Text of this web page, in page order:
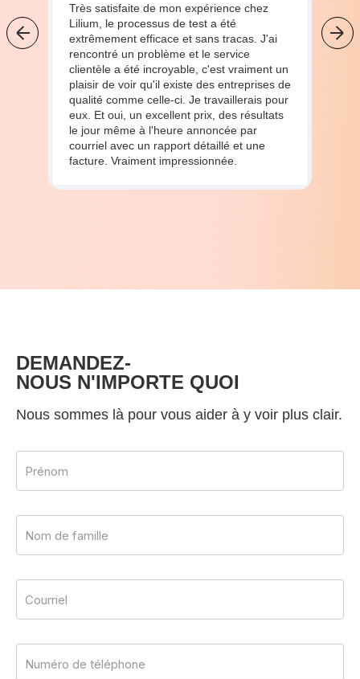
Très satisfaite de mon expérience chez
Lilium, le processus de test a été
extrêmement efficace et sans tracas. J'ai
rencontré un problème et le service
clientèle a été incroyable, c'est vraiment un
plaisir de voir qu'il existe des entreprises de
qualité comme celle-ci. Je travaillerais pour
eux. Et oui, un excellent prix, des résultats
le jour même à l'heure annoncée par
courriel avec un rapport détaillé et une
facture. Vraiment impressionnée.
DEMANDEZ-
NOUS N'IMPORTE QUOI
Nous sommes là pour vous aider à y voir plus clair.